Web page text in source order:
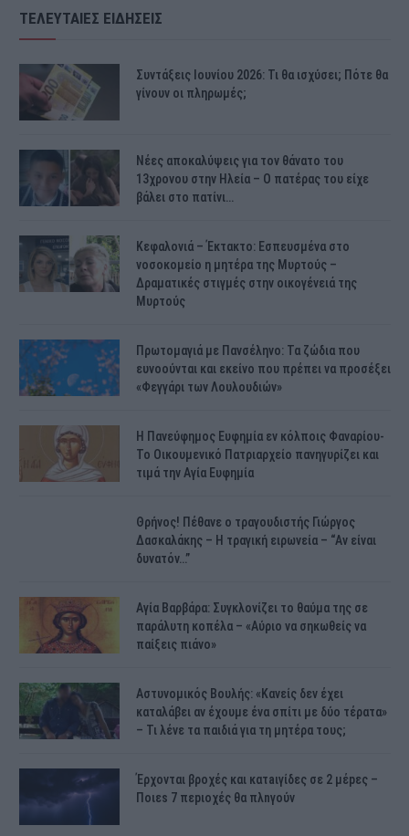
ΤΕΛΕΥΤΑΙΕΣ ΕΙΔΗΣΕΙΣ
Συντάξεις Ιουνίου 2026: Τι θα ισχύσει; Πότε θα
γίνουν οι πληρωμές;
Νέες αποκαλύψεις για τον θάνατο του
13χρονου στην Ηλεία – Ο πατέρας του είχε
βάλει στο πατίνι…
Κεφαλονιά – Έκτακτο: Εσπευσμένα στο
νοσοκομείο η μητέρα της Μυρτούς –
Δραματικές στιγμές στην οικογένειά της
Μυρτούς
Πρωτομαγιά με Πανσέληνο: Τα ζώδια που
ευνοούνται και εκείνο που πρέπει να προσέξει
«Φεγγάρι των Λουλουδιών»
H Πανεύφημος Ευφημία εν κόλποις Φαναρίου-
Το Οικουμενικό Πατριαρχείο πανηγυρίζει και
τιμά την Αγία Ευφημία
Θρήνος! Πέθανε ο τραγουδιστής Γιώργος
Δασκαλάκης – Η τραγική ειρωνεία – “Αν είναι
δυνατόν…”
Αγία Βαρβάρα: Συγκλονίζει το θαύμα της σε
παράλυτη κοπέλα – «Αύριο να σηκωθείς να
παίξεις πιάνο»
Αστυνομικός Bουλής: «Κανείς δεν έχει
καταλάβει αν έχουμε ένα σπίτι με δύο τέρατα»
– Τι λένε τα παιδιά για τη μητέρα τους;
Έρχονται βροχές και κατaιγίδες σε 2 μέpες –
Ποιεs 7 πεpιοχές θα πλnγούν